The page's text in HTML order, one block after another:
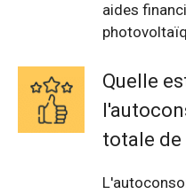
aides
Quelle
totale de